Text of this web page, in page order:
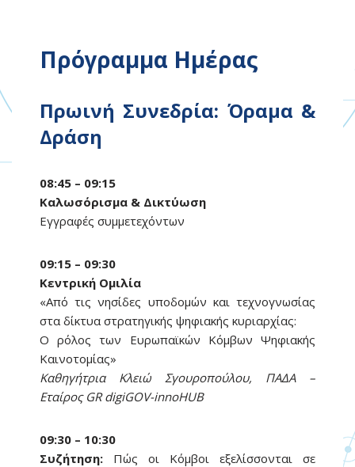
Πρόγραμμα Ημέρας
Πρωινή Συνεδρία: Όραμα &
Δράση
08:45 – 09:15
Καλωσόρισμα & Δικτύωση
Εγγραφές συμμετεχόντων
09:15 – 09:30
Κεντρική Ομιλία
«Από τις νησίδες υποδομών και τεχνογνωσίας
στα δίκτυα στρατηγικής ψηφιακής κυριαρχίας:
Ο ρόλος των Ευρωπαϊκών Κόμβων Ψηφιακής
Καινοτομίας»
Καθηγήτρια Κλειώ Σγουροπούλου, ΠΑΔΑ –
Εταίρος GR digiGOV-innoHUB
09:30 – 10:30
Συζήτηση: Πώς οι Κόμβοι εξελίσσονται σε